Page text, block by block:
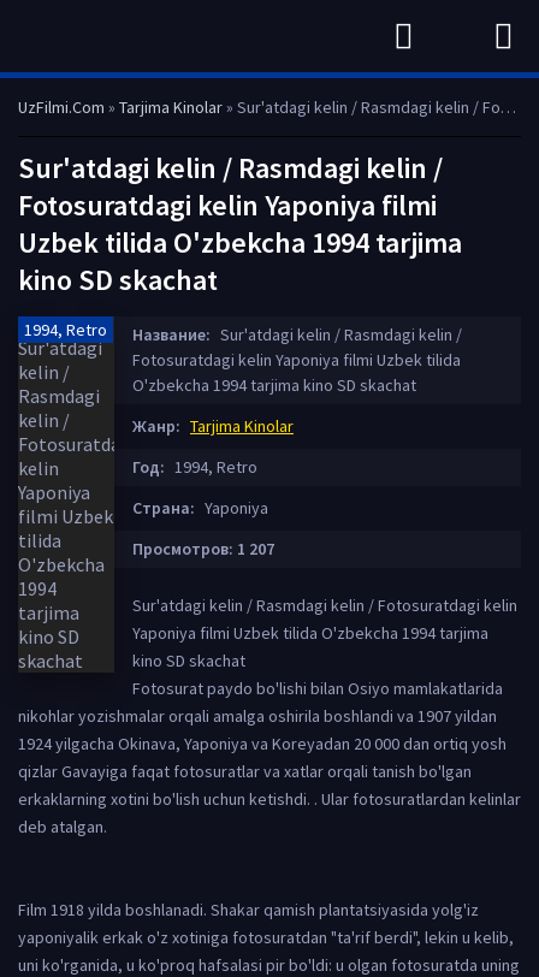
UzFilmi.Com » Tarjima Kinolar» Sur'atdagi kelin / Rasmdagi kelin / Fotosuratdagi kelin Yaponiya filmi Uzbek tilida O'zbekcha 1994 tarjima kino SD skachat
Sur'atdagi kelin / Rasmdagi kelin /
Fotosuratdagi kelin Yaponiya filmi
Uzbek tilida O'zbekcha 1994 tarjima
kino SD skachat
1994, Retro Название: Sur'atdagi kelin / Rasmdagi kelin /
Fotosuratdagi kelin Yaponiya filmi Uzbek tilida
O'zbekcha 1994 tarjima kino SD skachat
Жанр: Tarjima Kinolar
Год: 1994, Retro
Страна: Yaponiya
Просмотров: 1 207
Sur'atdagi kelin / Rasmdagi kelin / Fotosuratdagi kelin
Yaponiya filmi Uzbek tilida O'zbekcha 1994 tarjima
kino SD skachat
Fotosurat paydo bo'lishi bilan Osiyo mamlakatlarida
nikohlar yozishmalar orqali amalga oshirila boshlandi va 1907 yildan
1924 yilgacha Okinava, Yaponiya va Koreyadan 20 000 dan ortiq yosh
qizlar Gavayiga faqat fotosuratlar va xatlar orqali tanish bo'lgan
erkaklarning xotini bo'lish uchun ketishdi. . Ular fotosuratlardan kelinlar
deb atalgan.
Film 1918 yilda boshlanadi. Shakar qamish plantatsiyasida yolg'iz
yaponiyalik erkak o'z xotiniga fotosuratdan "ta'rif berdi", lekin u kelib,
uni ko'rganida, u ko'proq hafsalasi pir bo'ldi: u olgan fotosuratda uning